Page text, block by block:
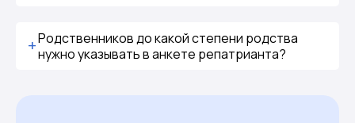
Родственников до какой степени родства
нужно указывать в анкете репатрианта?